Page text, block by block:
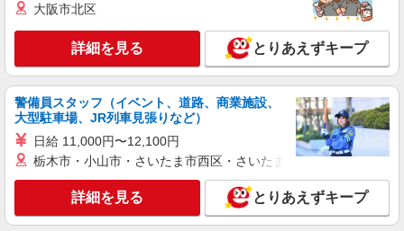
契約社員 職業紹介
イベントPRスタッフ（受付・ご案内）
時給：2,000円 ※評価により昇給あり ※残業
手当（100％支給） 月収例：2,000円×8時間×17日
＝272,000円 ※交通費全額支給（公共交通機関利
用/私有車不可）
群馬県太田市 ※ご自宅から無理なく通勤でき
る範囲のSoftBankショップやショッピングモール
などのイベント会場でご勤務いただきます。 ※勤
務先は担当するイベント会場により異なります
が、いずれもご自宅から通勤可能な範囲で決定し
ます。 ※※転居を伴う転勤はありません。
キープ 詳細を見る
株式会社グランド
大阪市北区
詳細を見る とりあえずキープ
警備員スタッフ（イベント、道路、商業施設、
大型駐車場、JR列車見張りなど）
日給 11,000円〜12,100円
栃木市・小山市・さいたま市西区・さいたま市岩槻区・久喜市・
詳細を見る とりあえずキープ